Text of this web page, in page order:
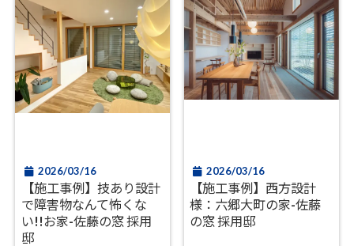
2026/03/16
【施工事例】技あり設計
で障害物なんて怖くな
い!!お家-佐藤の窓 採用
邸
2026/03/16
【施工事例】西方設計
様：六郷大町の家-佐藤
の窓 採用邸